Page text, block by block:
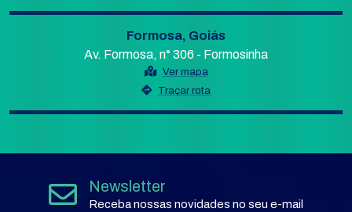
Formosa, Goiás
Av. Formosa, n° 306 - Formosinha
Ver mapa
Traçar rota
Newsletter
Receba nossas novidades no seu e-mail